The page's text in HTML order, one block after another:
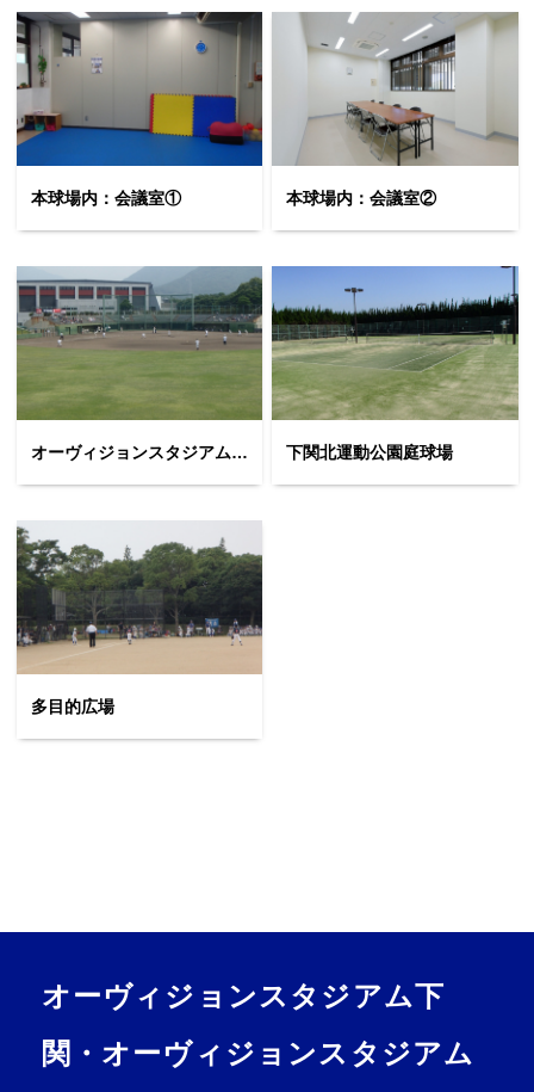
本球場内：会議室① 本球場内：会議室②
オーヴィジョンスタジアム下関第二球場(サブ球場) 下関北運動公園庭球場
多目的広場
オーヴィジョンスタジアム下
関・オーヴィジョンスタジアム